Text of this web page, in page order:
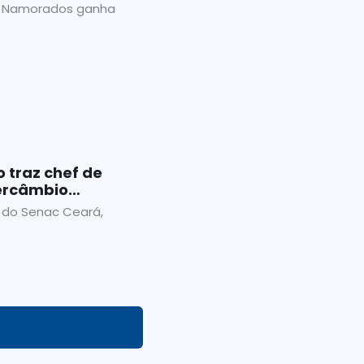
ganha
traz chef de
harmonizado
Senac Ceará,